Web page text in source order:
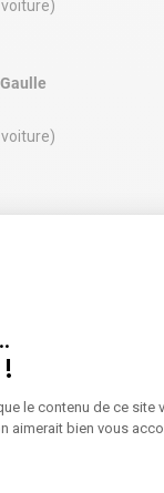
le contenu de ce site
aimerait bien vous
300 m)
plus sur le